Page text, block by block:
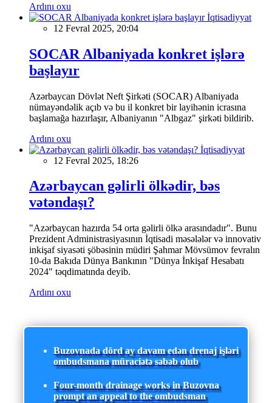
Ardını oxu
İqtisadiyyat
12 Fevral 2025, 20:04
SOCAR Albaniyada konkret işlərə
başlayır
Azərbaycan Dövlət Neft Şirkəti (SOCAR) Albaniyada
nümayəndəlik açıb və bu il konkret bir layihənin icrasına
başlamağa hazırlaşır, Albaniyanın "Albgaz" şirkəti bildirib.
Ardını oxu
İqtisadiyyat
12 Fevral 2025, 18:26
Azərbaycan gəlirli ölkədir, bəs
vətəndaşı?
"Azərbaycan hazırda 54 orta gəlirli ölkə arasındadır". Bunu
Prezident Administrasiyasının İqtisadi məsələlər və innovativ
inkişaf siyasəti şöbəsinin müdiri Şahmar Mövsümov fevralın
10-da Bakıda Dünya Bankının "Dünya İnkişaf Hesabatı
2024" təqdimatında deyib.
Ardını oxu
Buzovnada dörd ay davam edən drenaj işləri
ombudsmana müraciətə səbəb olub
Four-month drainage works in Buzovna
prompt an appeal to the ombudsman